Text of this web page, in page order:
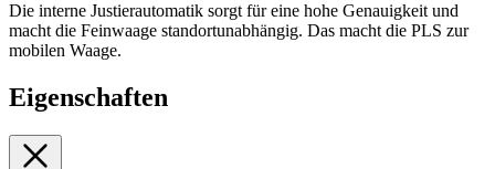
Die interne Justierautomatik sorgt für eine hohe Genauigkeit und
macht die Feinwaage standortunabhängig. Das macht die PLS zur
mobilen Waage.
Eigenschaften